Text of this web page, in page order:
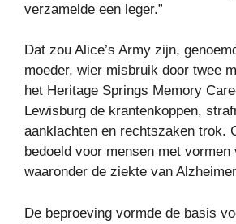
verzamelde een leger.”
Dat zou Alice’s Army zijn,
moeder, wier misbruik door twee
het Heritage Springs Memory
Lewisburg de krantenkoppen,
aanklachten en rechtszaken trok.
bedoeld voor mensen met vormen
waaronder de ziekte van
De beproeving vormde de basis